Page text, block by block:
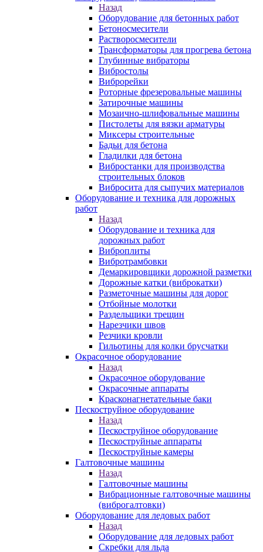
Назад
Оборудование для бетонных работ
Бетоносмесители
Растворосмесители
Трансформаторы для прогрева бетона
Глубинные вибраторы
Вибростолы
Виброрейки
Роторные фрезеровальные машины
Затирочные машины
Мозаично-шлифовальные машины
Пистолеты для вязки арматуры
Миксеры строительные
Бадьи для бетона
Гладилки для бетона
Вибростанки для производства
строительных блоков
Вибросита для сыпучих материалов
Оборудование и техника для дорожных
работ
Назад
Оборудование и техника для
дорожных работ
Виброплиты
Вибротрамбовки
Демаркировщики дорожной разметки
Дорожные катки (виброкатки)
Разметочные машины для дорог
Отбойные молотки
Раздельщики трещин
Нарезчики швов
Резчики кровли
Гильотины для колки брусчатки
Окрасочное оборудование
Назад
Окрасочное оборудование
Окрасочные аппараты
Красконагнетательные баки
Пескоструйное оборудование
Назад
Пескоструйное оборудование
Пескоструйные аппараты
Пескоструйные камеры
Галтовочные машины
Назад
Галтовочные машины
Вибрационные галтовочные машины
(виброгалтовки)
Оборудование для ледовых работ
Назад
Оборудование для ледовых работ
Скребки для льда